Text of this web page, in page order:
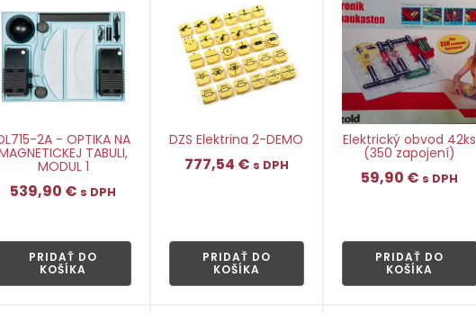
2A - OPTIKA NA
TABULI,
MODUL 1
539,90 € s DPH
PRIDAŤ DO
KOŠÍKA
DZS Elektrina 2-DEMO
777,54 € s DPH
PRIDAŤ DO
KOŠÍKA
Elektrický obvod 42ks
(350 zapojení)
59,90 € s DPH
PRIDAŤ DO
KOŠÍKA